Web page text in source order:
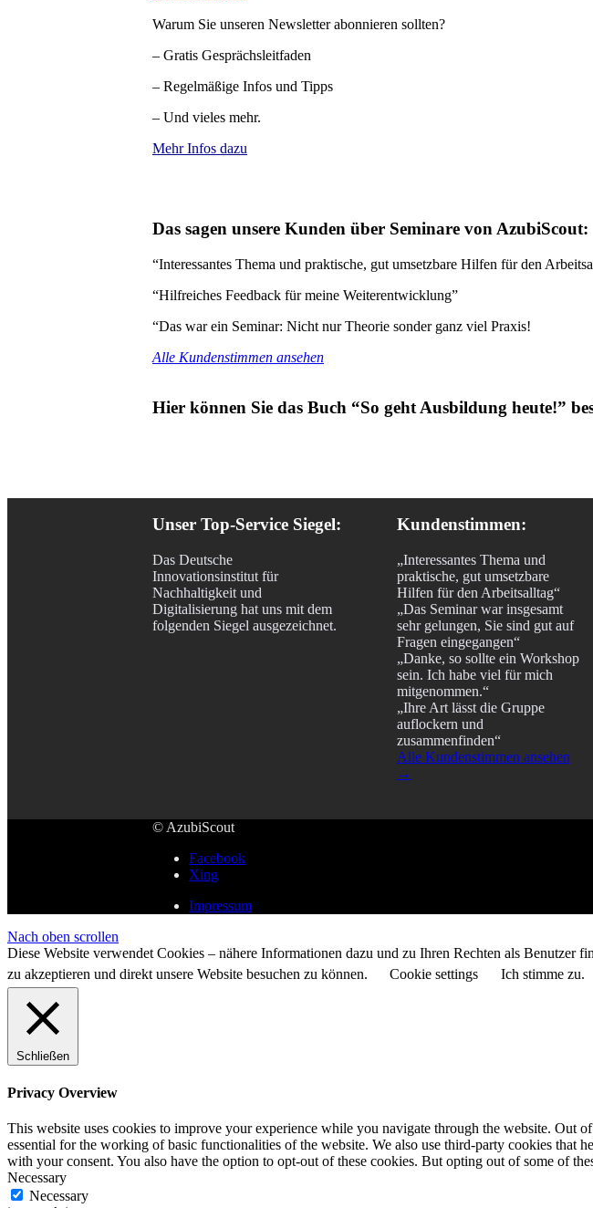
Warum Sie unseren Newsletter abonnieren sollten?
– Gratis Gesprächsleitfaden
– Regelmäßige Infos und Tipps
– Und vieles mehr.
Mehr Infos dazu
Das sagen unsere Kunden über Seminare von AzubiScout:
“Interessantes Thema und praktische, gut umsetzbare Hilfen für den
“Hilfreiches Feedback für meine Weiterentwicklung”
“Das war ein Seminar: Nicht nur Theorie sonder ganz viel Praxis!
Alle Kundenstimmen ansehen
Hier können Sie das Buch “So geht Ausbildung heute!”
Unser Top-Service Siegel:
Das Deutsche
Innovationsinstitut für
Nachhaltigkeit und
Digitalisierung hat uns mit dem
folgenden Siegel ausgezeichnet.
Kundenstimmen:
„Interessantes Thema und
praktische, gut umsetzbare
Hilfen für den Arbeitsalltag“
„Das Seminar war insgesamt
sehr gelungen, Sie sind gut auf
Fragen eingegangen“
„Danke, so sollte ein Workshop
sein. Ich habe viel für mich
mitgenommen.“
„Ihre Art lässt die Gruppe
auflockern und
zusammenfinden“
Alle Kundenstimmen ansehen
→
© AzubiScout
Facebook
Xing
Impressum
Nach oben scrollen
Diese Website verwendet Cookies – nähere Informationen dazu und zu Ihren Rechten als
zu akzeptieren und direkt unsere Website besuchen zu können.
Cookie settings Ich stimme zu.
Schließen
Privacy Overview
This website uses cookies to improve your experience while you navigate through the website. Out
essential for the working of basic functionalities of the website. We also use third-party cookies that
with your consent. You also have the option to opt-out of these cookies. But opting out of some of
Necessary
Necessary